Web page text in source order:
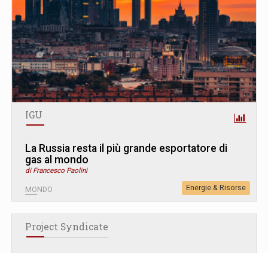
IGU
La Russia resta il più grande esportatore di
gas al mondo
di Francesco Paolini
MONDO Energie & Risorse
Project Syndicate